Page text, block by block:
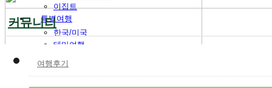
이집트
특별여행
한국/미국
테마여행
레저
커뮤니티
여행후기